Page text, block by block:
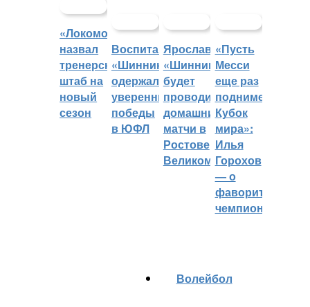
«Локомотив»
назвал
тренерский
штаб на
новый
сезон
Воспитанники
«Шинника»
одержали
уверенные
победы
в ЮФЛ
Ярославский
«Шинник»
будет
проводить
домашние
матчи в
Ростове
Великом
«Пусть
Месси
еще раз
поднимет
Кубок
мира»:
Илья
Горохов
— о
фаворитах
чемпионата
Волейбол